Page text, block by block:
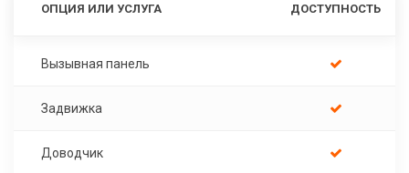
ОПЦИЯ ИЛИ УСЛУГА ДОСТУПНОСТЬ
Вызывная панель
Задвижка
Доводчик